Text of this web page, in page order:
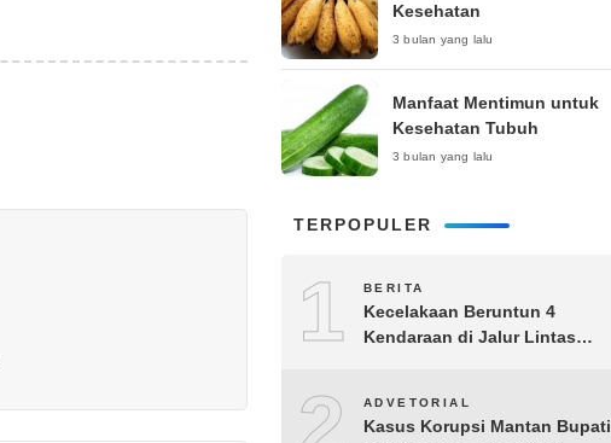
Kesehatan
3 bulan yang lalu
Manfaat Mentimun untuk
Kesehatan Tubuh
3 bulan yang lalu
TERPOPULER
1 BERITA
Kecelakaan Beruntun 4
Kendaraan di Jalur Lintas
ADVETORIAL
Kasus Korupsi Mantan Bupati